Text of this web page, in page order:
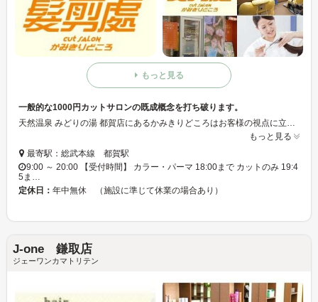
もっと見る
一般的な1000円カットサロンの既成概念を打ち破ります。
天然温泉 みどりの湯 都賀店にあるかみきりどころはお客様の視点に立って私たちが考案したこのシステムで、無駄がなく満足度の高い「お買い物」を必ずご提供いたします。最新のデザインと最新の設備、最高の技術で低価格でご好評いただいてます！！
もっと見る
最寄駅：総武本線 都賀駅
9:00 ～ 20:00 【受付時間】 カラー・パーマ 18:00まで カットのみ 19:4
5ま…
定休日： 年中無休 （施設に準じて休業の場合あり）
J-one 鎌取店
ジェーワンカマトリテン